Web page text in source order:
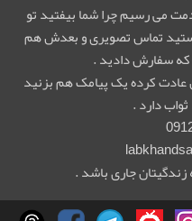
می رسیم چرا شما بیفتید تو
تماس تصویری و بعدش هم
که سفارش دادید .
عادت کرده یک پیامک هم بزنید
دارد .
زندگیتان جاری باشد .